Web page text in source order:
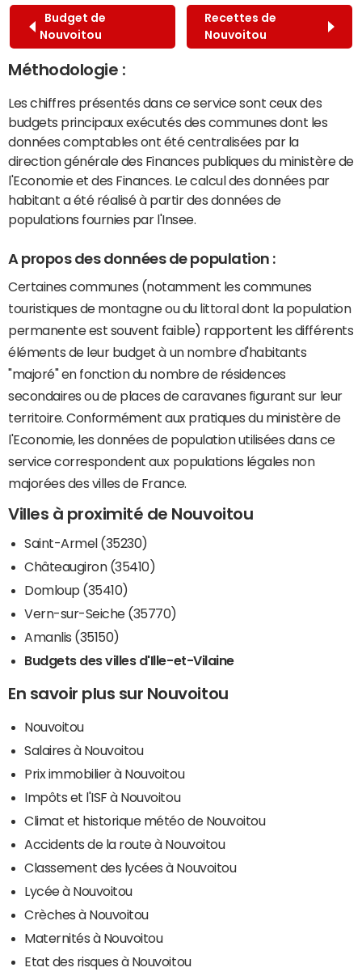
Budget de
Nouvoitou
Recettes de
Nouvoitou
Méthodologie :
Les chiffres présentés dans ce service sont ceux des
budgets principaux exécutés des communes dont les
données comptables ont été centralisées par la
direction générale des Finances publiques du ministère de
l'Economie et des Finances. Le calcul des données par
habitant a été réalisé à partir des données de
populations fournies par l'Insee.
A propos des données de population :
Certaines communes (notamment les communes
touristiques de montagne ou du littoral dont la population
permanente est souvent faible) rapportent les différents
éléments de leur budget à un nombre d'habitants
"majoré" en fonction du nombre de résidences
secondaires ou de places de caravanes figurant sur leur
territoire. Conformément aux pratiques du ministère de
l'Economie, les données de population utilisées dans ce
service correspondent aux populations légales non
majorées des villes de France.
Villes à proximité de Nouvoitou
Saint-Armel (35230)
Châteaugiron (35410)
Domloup (35410)
Vern-sur-Seiche (35770)
Amanlis (35150)
Budgets des villes d'Ille-et-Vilaine
En savoir plus sur Nouvoitou
Nouvoitou
Salaires à Nouvoitou
Prix immobilier à Nouvoitou
Impôts et l'ISF à Nouvoitou
Climat et historique météo de Nouvoitou
Accidents de la route à Nouvoitou
Classement des lycées à Nouvoitou
Lycée à Nouvoitou
Crèches à Nouvoitou
Maternités à Nouvoitou
Etat des risques à Nouvoitou